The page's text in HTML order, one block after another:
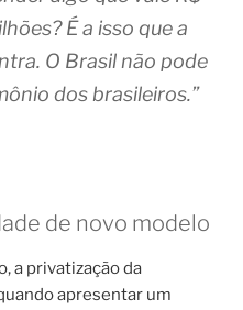
É a isso que a
O Brasil não pode
dos brasileiros.”
de novo modelo
a privatização da
apresentar um